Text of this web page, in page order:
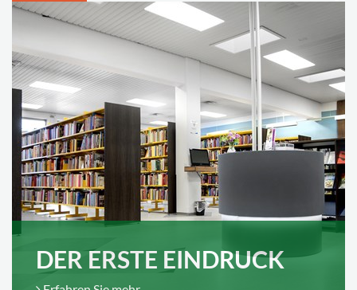
5
DER ERSTE EINDRUCK